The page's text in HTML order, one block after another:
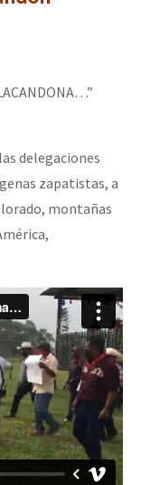
delegaciones
zapatistas, a
montañas